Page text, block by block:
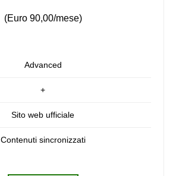
(Euro 90,00/mese)
Advanced
+
Sito web ufficiale
Contenuti sincronizzati